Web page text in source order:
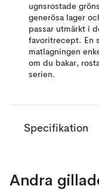
ugnsrostade
generösa lager
passar utmärkt i
favoritrecept. En
matlagningen
om du bakar,
serien.
Specifikation
Andra